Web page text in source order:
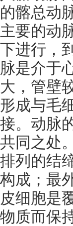
的髂总动
主要的动
下进行，
脉是介于
大，管壁
形成与毛
接。动脉
共同之处
排列的结
构成；最
皮细胞是
物质而保